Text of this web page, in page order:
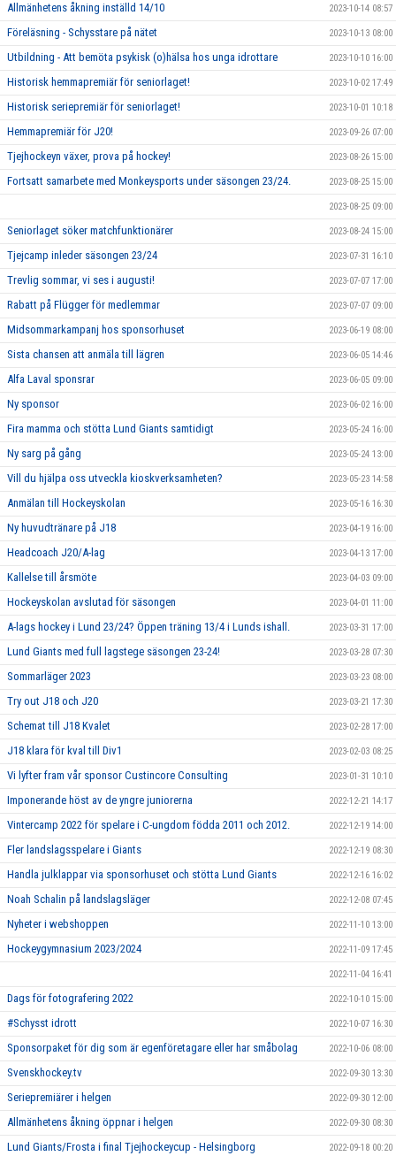
Allmänhetens åkning inställd 14/10 2023-10-14 08:57
Föreläsning - Schysstare på nätet 2023-10-13 08:00
Utbildning - Att bemöta psykisk (o)hälsa hos unga idrottare 2023-10-10 16:00
Historisk hemmapremiär för seniorlaget! 2023-10-02 17:49
Historisk seriepremiär för seniorlaget! 2023-10-01 10:18
Hemmapremiär för J20! 2023-09-26 07:00
Tjejhockeyn växer, prova på hockey! 2023-08-26 15:00
Fortsatt samarbete med Monkeysports under säsongen 23/24. 2023-08-25 15:00
2023-08-25 09:00
Seniorlaget söker matchfunktionärer 2023-08-24 15:00
Tjejcamp inleder säsongen 23/24 2023-07-31 16:10
Trevlig sommar, vi ses i augusti! 2023-07-07 17:00
Rabatt på Flügger för medlemmar 2023-07-07 09:00
Midsommarkampanj hos sponsorhuset 2023-06-19 08:00
Sista chansen att anmäla till lägren 2023-06-05 14:46
Alfa Laval sponsrar 2023-06-05 09:00
Ny sponsor 2023-06-02 16:00
Fira mamma och stötta Lund Giants samtidigt 2023-05-24 16:00
Ny sarg på gång 2023-05-24 13:00
Vill du hjälpa oss utveckla kioskverksamheten? 2023-05-23 14:58
Anmälan till Hockeyskolan 2023-05-16 16:30
Ny huvudtränare på J18 2023-04-19 16:00
Headcoach J20/A-lag 2023-04-13 17:00
Kallelse till årsmöte 2023-04-03 09:00
Hockeyskolan avslutad för säsongen 2023-04-01 11:00
A-lags hockey i Lund 23/24? Öppen träning 13/4 i Lunds ishall. 2023-03-31 17:00
Lund Giants med full lagstege säsongen 23-24! 2023-03-28 07:30
Sommarläger 2023 2023-03-23 08:00
Try out J18 och J20 2023-03-21 17:30
Schemat till J18 Kvalet 2023-02-28 17:00
J18 klara för kval till Div1 2023-02-03 08:25
Vi lyfter fram vår sponsor Custincore Consulting 2023-01-31 10:10
Imponerande höst av de yngre juniorerna 2022-12-21 14:17
Vintercamp 2022 för spelare i C-ungdom födda 2011 och 2012. 2022-12-19 14:00
Fler landslagsspelare i Giants 2022-12-19 08:30
Handla julklappar via sponsorhuset och stötta Lund Giants 2022-12-16 16:02
Noah Schalin på landslagsläger 2022-12-08 07:45
Nyheter i webshoppen 2022-11-10 13:00
Hockeygymnasium 2023/2024 2022-11-09 17:45
2022-11-04 16:41
Dags för fotografering 2022 2022-10-10 15:00
#Schysst idrott 2022-10-07 16:30
Sponsorpaket för dig som är egenföretagare eller har småbolag 2022-10-06 08:00
Svenskhockey.tv 2022-09-30 13:30
Seriepremiärer i helgen 2022-09-30 12:00
Allmänhetens åkning öppnar i helgen 2022-09-30 08:30
Lund Giants/Frosta i final Tjejhockeycup - Helsingborg 2022-09-18 00:20